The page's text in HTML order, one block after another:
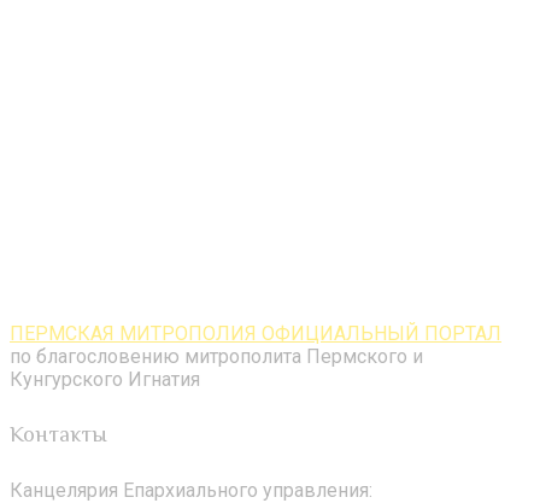
ПЕРМСКАЯ МИТРОПОЛИЯ ОФИЦИАЛЬНЫЙ ПОРТАЛ
по благословению митрополита Пермского и
Кунгурского Игнатия
Контакты
Канцелярия Епархиального управления: